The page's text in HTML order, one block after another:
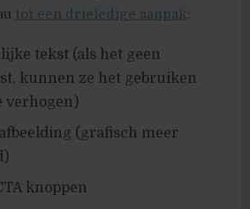
tot een drieledige aanpak:
tekst (als het geen
kunnen ze het gebruiken
verhogen)
(grafisch meer
knoppen